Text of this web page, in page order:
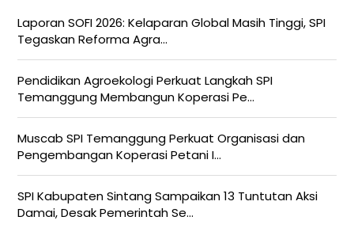
Laporan SOFI 2026: Kelaparan Global Masih Tinggi, SPI
Tegaskan Reforma Agra...
Pendidikan Agroekologi Perkuat Langkah SPI
Temanggung Membangun Koperasi Pe...
Muscab SPI Temanggung Perkuat Organisasi dan
Pengembangan Koperasi Petani I...
SPI Kabupaten Sintang Sampaikan 13 Tuntutan Aksi
Damai, Desak Pemerintah Se...